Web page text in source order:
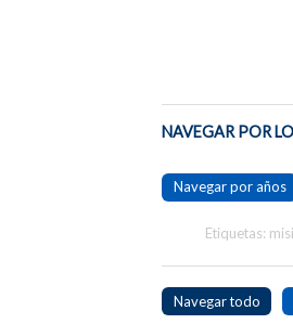
NAVEGAR POR
Navegar por años
Etiquetas:
Navegar todo